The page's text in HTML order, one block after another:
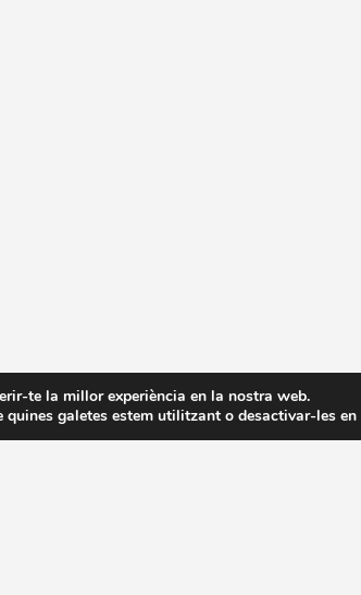
te la millor experiència en la nostra web.
quines galetes estem utilitzant o desactivar-les en